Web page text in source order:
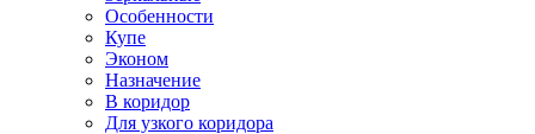
Особенности
Купе
Эконом
Назначение
В коридор
Для узкого коридора